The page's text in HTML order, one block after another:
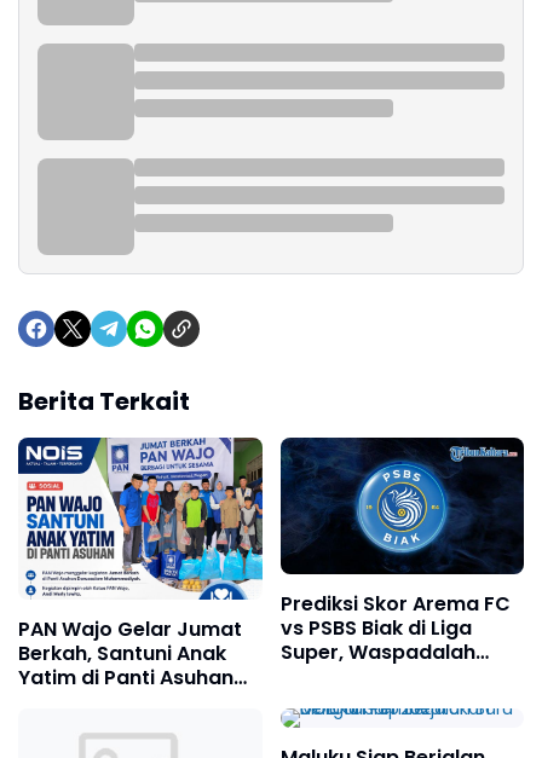
Berita Terkait
PAN Wajo Gelar Jumat
Berkah, Santuni Anak
Yatim di Panti Asuhan
Muhammadiyah
Prediksi Skor Arema FC
vs PSBS Biak di Liga
Super, Waspadalah